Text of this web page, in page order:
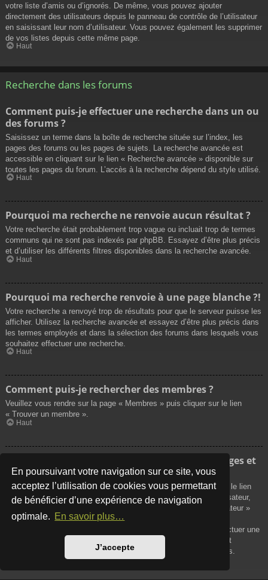
En poursuivant votre navigation sur ce site, vous
acceptez l’utilisation de cookies vous permettant
de bénéficier d’une expérience de navigation
optimale. En savoir plus…
J’accepte
votre liste d’amis ou d’ignorés. De même, vous pouvez ajouter
directement des utilisateurs depuis le panneau de contrôle de l’utilisateur
en saisissant leur nom d’utilisateur. Vous pouvez également les supprimer
de vos listes depuis cette même page.
Haut
Recherche dans les forums
Comment puis-je effectuer une recherche dans un ou
des forums ?
Saisissez un terme dans la boîte de recherche située sur l’index, les
pages des forums ou les pages de sujets. La recherche avancée est
accessible en cliquant sur le lien « Recherche avancée » disponible sur
toutes les pages du forum. L’accès à la recherche dépend du style utilisé.
Haut
Pourquoi ma recherche ne renvoie aucun résultat ?
Votre recherche était probablement trop vague ou incluait trop de termes
communs qui ne sont pas indexés par phpBB. Essayez d’être plus précis
et d’utiliser les différents filtres disponibles dans la recherche avancée.
Haut
Pourquoi ma recherche renvoie à une page blanche ?!
Votre recherche a renvoyé trop de résultats pour que le serveur puisse les
afficher. Utilisez la recherche avancée et essayez d’être plus précis dans
les termes employés et dans la sélection des forums dans lesquels vous
souhaitez effectuer une recherche.
Haut
Comment puis-je rechercher des membres ?
Veuillez vous rendre sur la page « Membres » puis cliquer sur le lien
« Trouver un membre ».
Haut
Comment puis-je retrouver mes propres messages et
sujets ?
Vos propres messages peuvent être affichés soit en cliquant sur le lien
« Afficher vos messages » dans le panneau de contrôle de l’utilisateur,
soit en cliquant sur le lien « Rechercher les messages de l’utilisateur »
sur la page de votre propre profil ou soit en cliquant sur le menu
« Raccourcis » situé sur la partie supérieure du forum. Pour effectuer une
recherche de vos propres sujets, utilisez la recherche avancée et
remplissez convenablement les options qui vous sont disponibles.